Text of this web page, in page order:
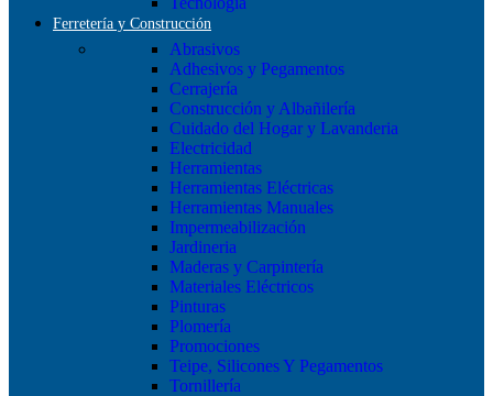
Ferretería y Construcción
Abrasivos
Adhesivos y Pegamentos
Cerrajería
Construcción y Albañilería
Cuidado del Hogar y Lavanderia
Electricidad
Herramientas
Herramientas Eléctricas
Herramientas Manuales
Impermeabilización
Jardineria
Maderas y Carpintería
Materiales Eléctricos
Pinturas
Plomería
Promociones
Teipe, Silicones Y Pegamentos
Tornillería